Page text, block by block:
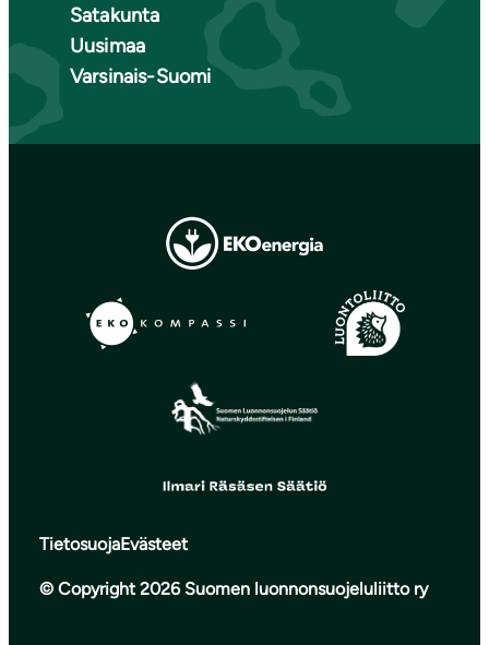
Satakunta
Uusimaa
Varsinais-Suomi
TietosuojaEvästeet
© Copyright 2026 Suomen luonnonsuojeluliitto ry